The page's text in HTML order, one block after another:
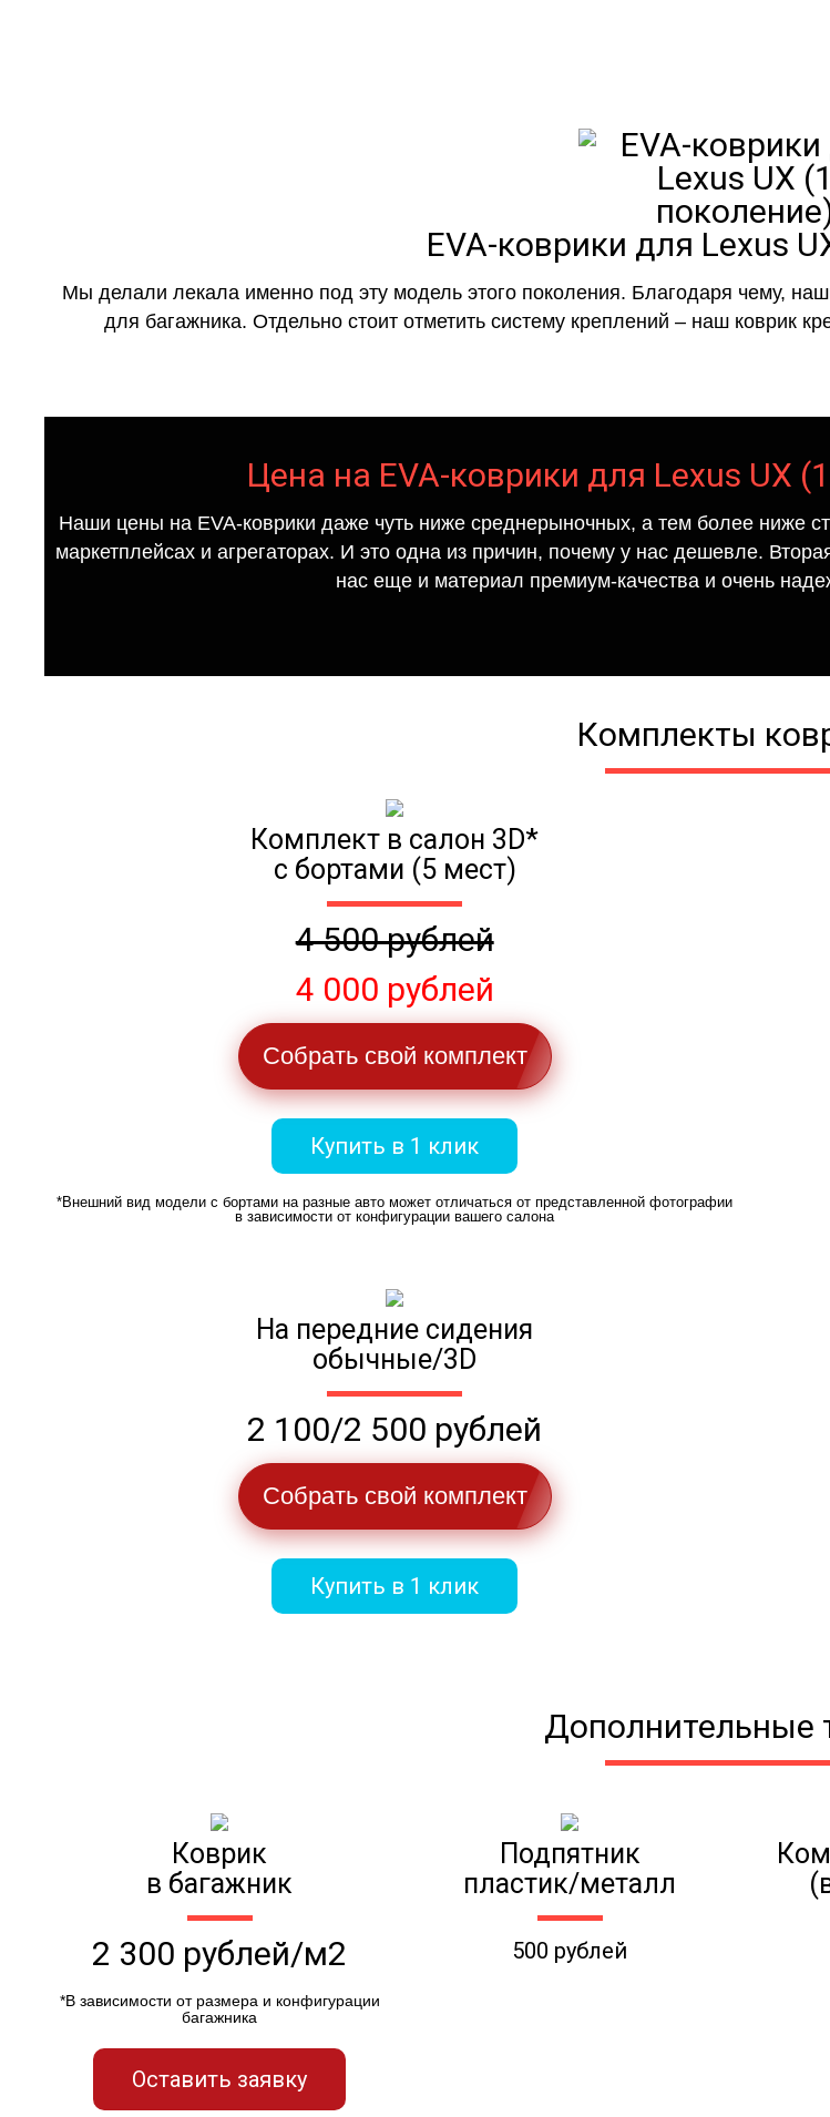
EVA-коврики для Lexus
Мы делали лекала именно под эту модель этого поколения. Благодаря чему,
для багажника. Отдельно стоит отметить систему креплений – наш коврик
Цена на EVA-коврики для Lexus UX
Наши цены на EVA-коврики даже чуть ниже среднерыночных, а тем более ниже
маркетплейсах и агрегаторах. И это одна из причин, почему у нас дешевле.
нас еще и материал премиум-качества и очень
Комплекты
Комплект в салон 3D*
с бортами (5 мест)
4 500 рублей
4 000 рублей
Собрать свой комплект
Купить в 1 клик
*Внешний вид модели с бортами на разные авто может отличаться от представленной фотографии
в зависимости от конфигурации вашего салона
На передние сидения
обычные/3D
2 100/2 500 рублей
Собрать свой комплект
Купить в 1 клик
Дополнительные
Коврик
в багажник
2 300 рублей/м2
*В зависимости от размера и конфигурации
багажника
Оставить заявку
Подпятник
пластик/металл
500 рублей